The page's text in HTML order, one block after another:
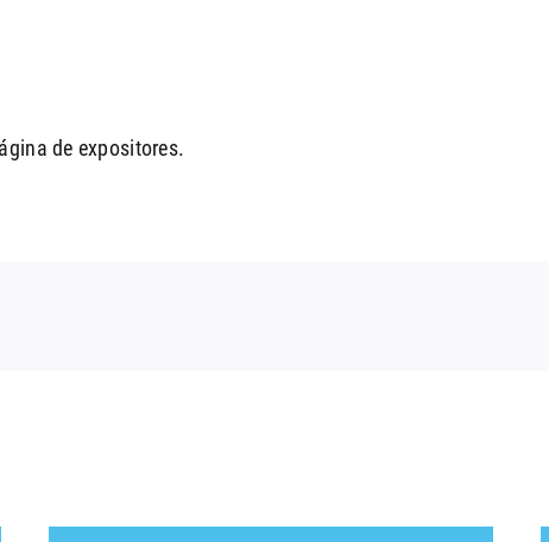
de expositores.